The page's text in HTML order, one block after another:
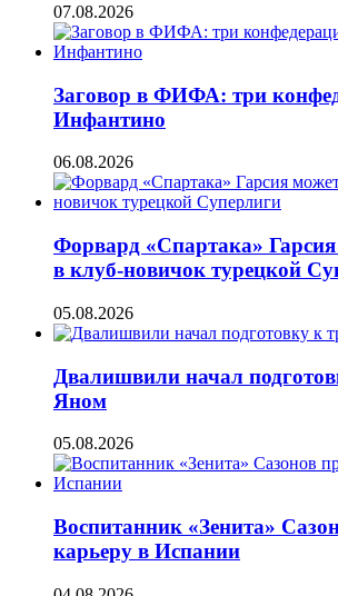
07.08.2026
Заговор в ФИФА: три
Инфантино
06.08.2026
Форвард «Спартака»
в клуб-новичок турецкой
05.08.2026
Двалишвили начал
Яном
05.08.2026
Воспитанник «Зенита»
карьеру в Испании